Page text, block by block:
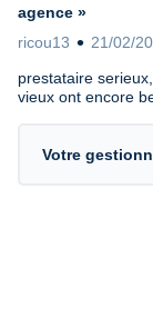
agence »
ricou13
21/02/
prestataire
vieux ont encore
Votre